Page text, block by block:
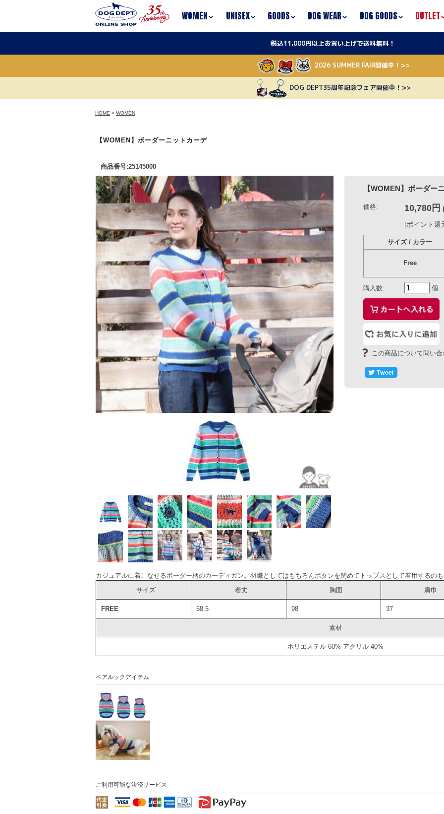
WOMEN UNISEX GOODS DOG WEAR DOG GOODS OUTLET
税込11,000円以上お買い上げで送料無料！
2026 SUMMER FAIR開催中！>>
DOG DEPT35周年記念フェア開催中！>>
HOME > WOMEN
【WOMEN】ボーダーニットカーデ
商品番号:25145000
10,780円 (税込)
[ポイント還元 107ポイン
購入数:
この商品について問い合わせる
カジュアルに着こなせるボーダー柄のカーディガン。羽織としてはもちろんボタンを閉めてトップスとして着用するの
サイズ
着丈 胸囲 肩巾
FREE 58.5 98 37
素材
ポリエステル 60% アクリル 40%
ペアルックアイテム
ご利用可能な決済サービス